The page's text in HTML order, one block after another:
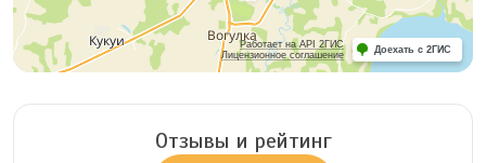
Работает на API 2ГИС
Лицензионное соглашение
Доехать с 2ГИС
Отзывы и рейтинг